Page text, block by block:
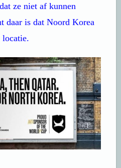
ze niet af kunnen
daar is dat Noord Korea